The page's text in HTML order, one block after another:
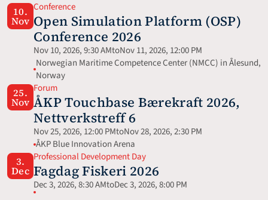
10.
Nov
Conference
Open Simulation Platform (OSP)
Conference 2026
Nov 10, 2026, 9:30 AMtoNov 11, 2026, 12:00 PM
Norwegian Maritime Competence Center (NMCC) in Ålesund,
Norway
25.
Nov
Forum
ÅKP Touchbase Bærekraft 2026,
Nettverkstreff 6
Nov 25, 2026, 12:00 PMtoNov 28, 2026, 2:30 PM
ÅKP Blue Innovation Arena
3.
Dec
Professional Development Day
Fagdag Fiskeri 2026
Dec 3, 2026, 8:30 AMtoDec 3, 2026, 8:00 PM